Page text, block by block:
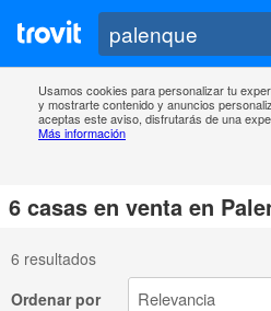
Usamos cookies para personalizar tu
y mostrarte contenido y anuncios
aceptas este aviso, disfrutarás de una
Más información
6 casas en venta en
6 resultados
Ordenar por